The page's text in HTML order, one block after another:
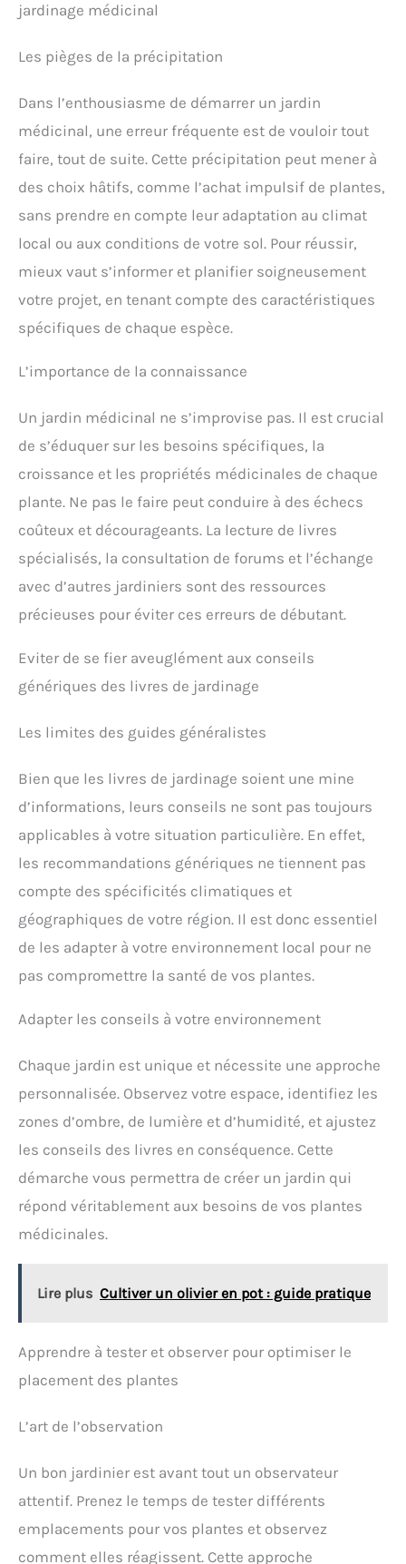
jardinage médicinal
Les pièges de la précipitation
Dans l’enthousiasme de démarrer un jardin
médicinal, une erreur fréquente est de vouloir tout
faire, tout de suite. Cette précipitation peut mener à
des choix hâtifs, comme l’achat impulsif de plantes,
sans prendre en compte leur adaptation au climat
local ou aux conditions de votre sol. Pour réussir,
mieux vaut s’informer et planifier soigneusement
votre projet, en tenant compte des caractéristiques
spécifiques de chaque espèce.
L’importance de la connaissance
Un jardin médicinal ne s’improvise pas. Il est crucial
de s’éduquer sur les besoins spécifiques, la
croissance et les propriétés médicinales de chaque
plante. Ne pas le faire peut conduire à des échecs
coûteux et décourageants. La lecture de livres
spécialisés, la consultation de forums et l’échange
avec d’autres jardiniers sont des ressources
précieuses pour éviter ces erreurs de débutant.
Eviter de se fier aveuglément aux conseils
génériques des livres de jardinage
Les limites des guides généralistes
Bien que les livres de jardinage soient une mine
d’informations, leurs conseils ne sont pas toujours
applicables à votre situation particulière. En effet,
les recommandations génériques ne tiennent pas
compte des spécificités climatiques et
géographiques de votre région. Il est donc essentiel
de les adapter à votre environnement local pour ne
pas compromettre la santé de vos plantes.
Adapter les conseils à votre environnement
Chaque jardin est unique et nécessite une approche
personnalisée. Observez votre espace, identifiez les
zones d’ombre, de lumière et d’humidité, et ajustez
les conseils des livres en conséquence. Cette
démarche vous permettra de créer un jardin qui
répond véritablement aux besoins de vos plantes
médicinales.
Lire plus Cultiver un olivier en pot : guide pratique
Apprendre à tester et observer pour optimiser le
placement des plantes
L’art de l’observation
Un bon jardinier est avant tout un observateur
attentif. Prenez le temps de tester différents
emplacements pour vos plantes et observez
comment elles réagissent. Cette approche